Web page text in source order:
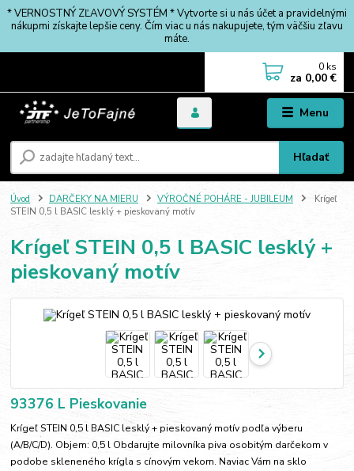
* VERNOSTNÝ ZĽAVOVÝ SYSTÉM * Vytvorte si u nás účet a pravidelnými
nákupmi získajte lepšie ceny. Čím viac u nás nakupujete, tým väčšiu zľavu
máte.
Menu
Hľadať
0 ks
za 0,00 €
Úvod DARČEKY NA MIERU VÝROČNÉ POHÁRE - JUBILEUM
Krígeľ
STEIN 0,5 l BASIC lesklý + pieskovaný motív
Krígeľ STEIN 0,5 l BASIC lesklý +
pieskovaný motív
93376 L Pieskovanie
Krígeľ STEIN 0,5 l BASIC lesklý + pieskovaný motív podľa výberu
(A/B/C/D). Objem: 0,5 l Obdarujte milovníka piva osobitým darčekom v
podobe skleneného krígla s cínovým vekom. Naviac Vám na sklo